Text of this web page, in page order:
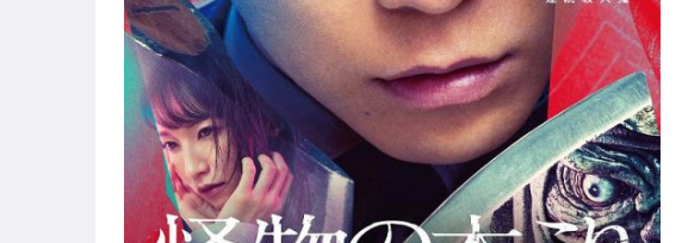
BD25藍光其它
BD25G藍光音樂演唱會
BD25G歐美影集
BD25G韓國影集
BD25G日本影集